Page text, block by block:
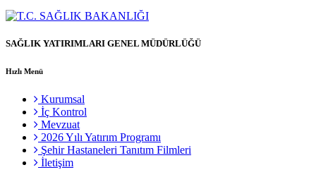
SAĞLIK YATIRIMLARI GENEL MÜDÜRLÜĞÜ
Hızlı Menü
Kurumsal
İç Kontrol
Mevzuat
2026 Yılı Yatırım Programı
Şehir Hastaneleri Tanıtım Filmleri
İletişim